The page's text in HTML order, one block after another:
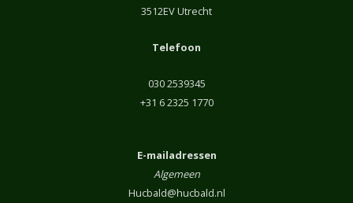
3512EV Utrecht
Telefoon
030 2539345
+31 6 2325 1770
E-mailadressen
Algemeen
Hucbald@hucbald.nl